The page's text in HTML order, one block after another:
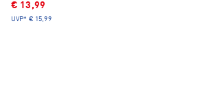
€ 13,99
UVP* € 15,99